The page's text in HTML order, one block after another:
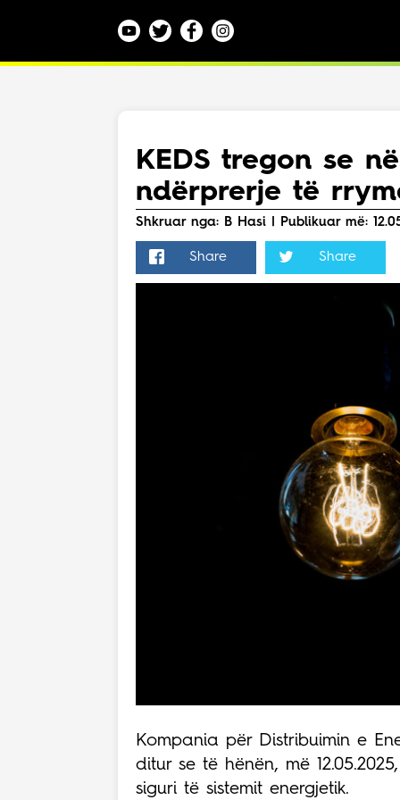
Lajme
Teknologji
Bota
Argëtim
Maqedoni
KEDS tregon se
ndërprerje të
Shkruar nga: B Hasi | Publikuar më:
Share Share
Kompania për Distribuimin e
ditur se të hënën, më
siguri të sistemit energjetik.